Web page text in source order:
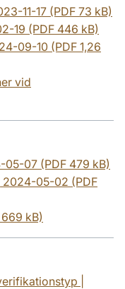
11-17 (PDF 73 kB)
19 (PDF 446 kB)
09-10 (PDF 1,26
vid
07 (PDF 479 kB)
2024-05-02 (PDF
kB)
|